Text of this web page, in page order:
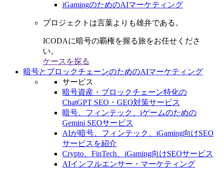
iGamingのためのAIマーケティング
プロジェクトは言葉よりも雄弁である。
ICODAに暗号の覇権を握る旅をお任せくださ
い。
ケースを探る
暗号とブロックチェーンのためのAIマーケティング
サービス
暗号資産・ブロックチェーン特化の
ChatGPT SEO・GEO対策サービス
暗号、フィンテック、iゲームのための
Gemini SEOサービス
AIが暗号、フィンテック、iGaming向けSEO
サービスを紹介
Crypto、FinTech、iGaming向けSEOサービス
AIインフルエンサー・マーケティング